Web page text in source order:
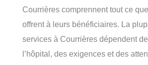
Courrières comprennent tout ce
offrent à leurs bénéficiaires. La
services à Courrières dépendent
l’hôpital, des exigences et des